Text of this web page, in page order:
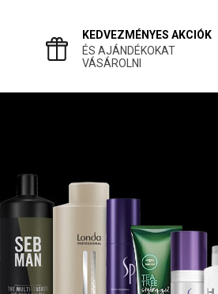
KEDVEZMÉNYES AKCIÓK
ÉS AJÁNDÉKOKAT
VÁSÁROLNI